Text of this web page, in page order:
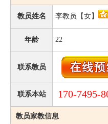
教员姓名 李教员【女】
年龄 22
联系教员
联系本站 170-7495-
教员家教信息